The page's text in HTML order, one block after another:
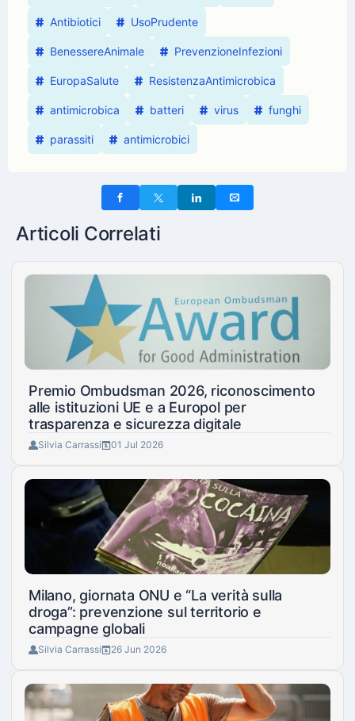
Antibiotici UsoPrudente
BenessereAnimale PrevenzioneInfezioni
EuropaSalute ResistenzaAntimicrobica
antimicrobica batteri virus funghi
parassiti antimicrobici
Articoli Correlati
Premio Ombudsman 2026, riconoscimento
alle istituzioni UE e a Europol per
trasparenza e sicurezza digitale
Silvia Carrassi 01 Jul 2026
Milano, giornata ONU e “La verità sulla
droga”: prevenzione sul territorio e
campagne globali
Silvia Carrassi 26 Jun 2026